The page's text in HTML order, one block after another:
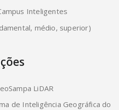
Inteligentes
médio, superior)
LiDAR
de Inteligência Geográfica do